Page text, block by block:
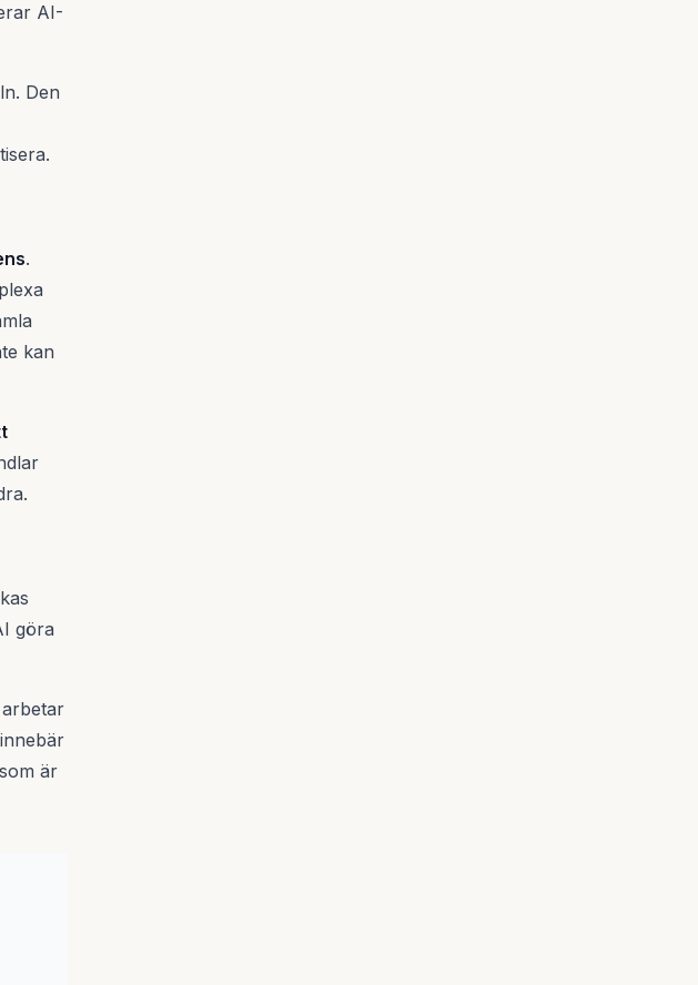
AI-
Den
.
kan
göra
är